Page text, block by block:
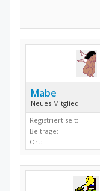
Mabe
Neues Mitglied
Registriert seit:
Beiträge:
Ort: